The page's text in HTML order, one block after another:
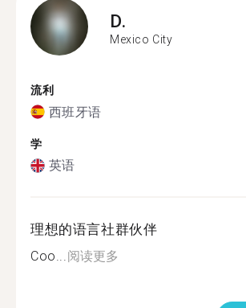
D.
Mexico City
流利
西班牙语
学
英语
理想的语言社群伙伴
Coo...阅读更多